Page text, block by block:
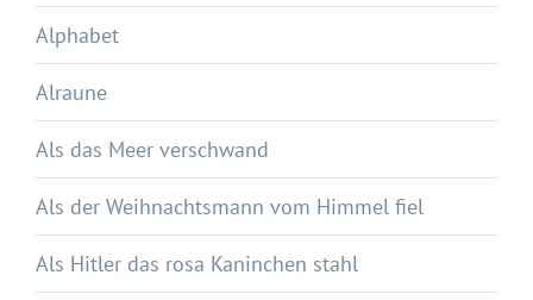
Alphabet
Alraune
Als das Meer verschwand
Als der Weihnachtsmann vom Himmel fiel
Als Hitler das rosa Kaninchen stahl